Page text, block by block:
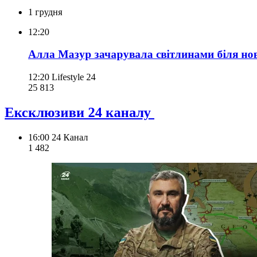
1 грудня
12:20
Алла Мазур зачарувала світлинами біля
12:20 Lifestyle 24
25 813
Ексклюзиви 24 каналу
16:00 24 Канал
1 482